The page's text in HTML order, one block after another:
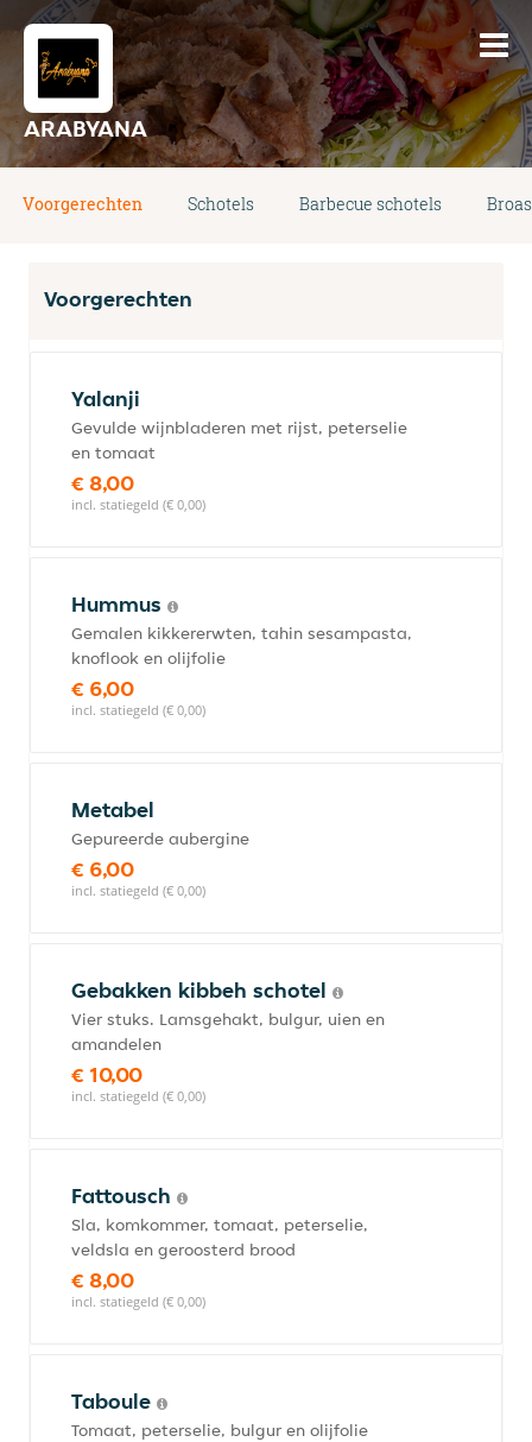
ARABYANA
Voorgerechten Schotels Barbecue schotels
Voorgerechten
Yalanji
Gevulde wijnbladeren met rijst, peterselie
en tomaat
€ 8,00
incl. statiegeld (€ 0,00)
Hummus
Gemalen kikkererwten, tahin sesampasta,
knoflook en olijfolie
€ 6,00
incl. statiegeld (€ 0,00)
Metabel
Gepureerde aubergine
€ 6,00
incl. statiegeld (€ 0,00)
Gebakken kibbeh schotel
Vier stuks. Lamsgehakt, bulgur, uien en
amandelen
€ 10,00
incl. statiegeld (€ 0,00)
Fattousch
Sla, komkommer, tomaat, peterselie,
veldsla en geroosterd brood
€ 8,00
incl. statiegeld (€ 0,00)
Taboule
Tomaat, peterselie, bulgur en olijfolie